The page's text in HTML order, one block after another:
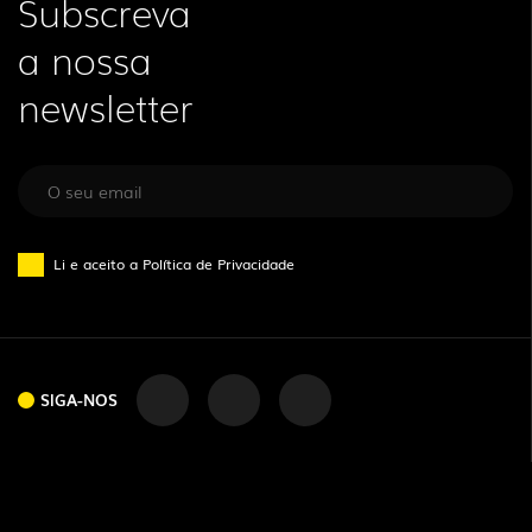
a nossa
newsletter
Li e aceito a Política de Privacidade
SIGA-NOS